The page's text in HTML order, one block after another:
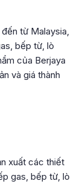
từ Malaysia,
bếp từ, lò
của Berjaya
và giá thành
xuất các thiết
gas, bếp từ, lò